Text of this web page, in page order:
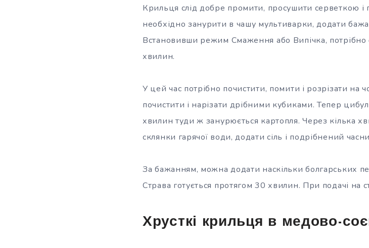
Крильця слід добре промити, просушити серветкою і
необхідно занурити в чашу мультиварки, додати
Встановивши режим Смаження або Випічка,
хвилин.
У цей час потрібно почистити, помити і розрізати
почистити і нарізати дрібними кубиками. Тепер
хвилин туди ж занурюється картопля. Через кілька
склянки гарячої води, додати сіль і подрібнений
За бажанням, можна додати наскільки болгарських
Страва готується протягом 30 хвилин. При подачі на
Хрусткі крильця в медово-